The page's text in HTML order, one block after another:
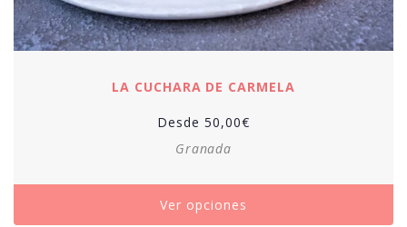
LA CUCHARA DE CARMELA
Desde 50,00€
Granada
Ver opciones